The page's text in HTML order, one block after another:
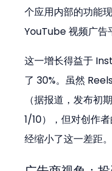
个应用内部的功能
YouTube 视频广告
这一增长得益于
了 30%。虽然
（据报道，发布初
1/10），但对创作
经缩小了这一差距。